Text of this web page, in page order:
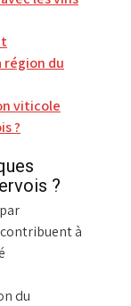
région du
viticole
?
?
à
du